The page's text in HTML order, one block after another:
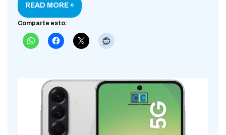
READ MORE »
Comparte esto: